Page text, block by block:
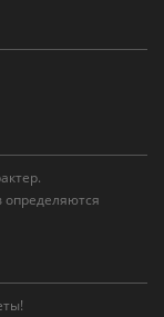
определяются